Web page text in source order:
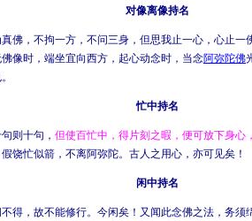
对像离像持名
佛，不拘一方，不问三身，但思我止一心，心止一
像时，端坐宜向西方，起心动念时，当念阿弥陀佛
忙中持名
则十句， 但使百忙中，得片刻之暇，便可放下身心
饶忙似箭，不离阿弥陀。古人之用心，亦可见矣！
闲中持名
得，故不能修行。今闲矣！又闻此念佛之法，务须